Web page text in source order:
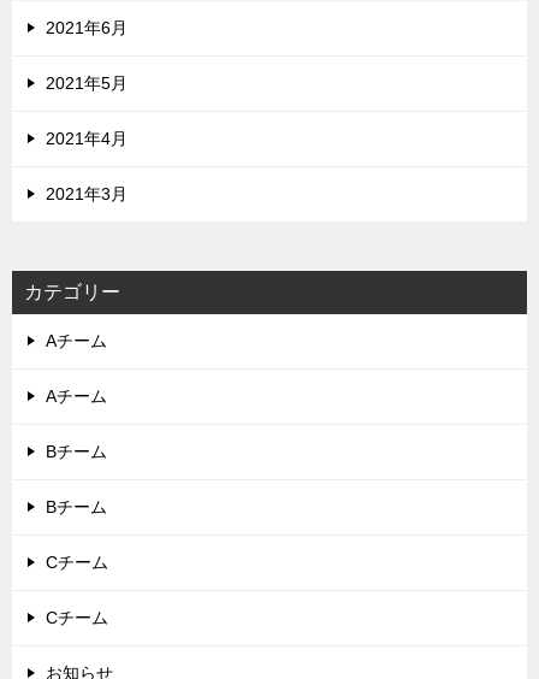
2021年6月
2021年5月
2021年4月
2021年3月
カテゴリー
Aチーム
Aチーム
Bチーム
Bチーム
Cチーム
Cチーム
お知らせ